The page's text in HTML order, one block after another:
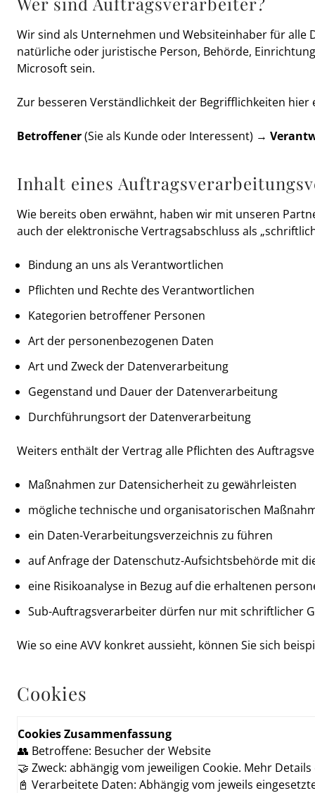
Wir sind als Unternehmen und Websiteinhaber für alle
natürliche oder juristische Person, Behörde,
Microsoft sein.
Zur besseren Verständlichkeit der Begrifflichkeiten hier
Betroffener(Sie als Kunde oder Interessent) →
Inhalt eines
Wie bereits oben erwähnt, haben wir mit unseren
auch der elektronische Vertragsabschluss als
Bindung an uns als Verantwortlichen
Pflichten und Rechte des Verantwortlichen
Kategorien betroffener Personen
Art der personenbezogenen Daten
Art und Zweck der Datenverarbeitung
Gegenstand und Dauer der Datenverarbeitung
Durchführungsort der Datenverarbeitung
Weiters enthält der Vertrag alle Pflichten des
Maßnahmen zur Datensicherheit zu gewährleisten
mögliche technische und organisatorischen
ein Daten-Verarbeitungsverzeichnis zu führen
auf Anfrage der Datenschutz-Aufsichtsbehörde mit
eine Risikoanalyse in Bezug auf die erhaltenen
Sub-Auftragsverarbeiter dürfen nur mit schriftlicher
Wie so eine AVV konkret aussieht, können Sie sich
Cookies
Cookies Zusammenfassung
👥 Betroffene: Besucher der Website
🤝 Zweck: abhängig vom jeweiligen Cookie. Mehr
📓 Verarbeitete Daten: Abhängig vom jeweils